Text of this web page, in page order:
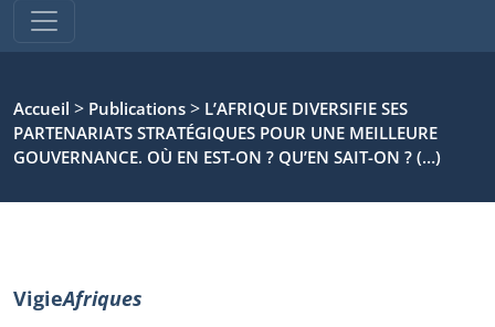
Accueil > Publications > L’AFRIQUE DIVERSIFIE SES
PARTENARIATS STRATÉGIQUES POUR UNE MEILLEURE
GOUVERNANCE. OÙ EN EST-ON ? QU’EN SAIT-ON ? (…)
VigieAfriques